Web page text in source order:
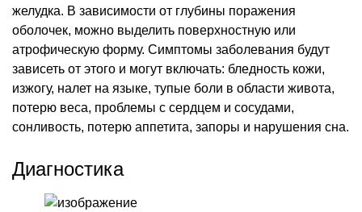
желудка. В зависимости от глубины поражения
оболочек, можно выделить поверхностную или
атрофическую форму. Симптомы заболевания будут
зависеть от этого и могут включать: бледность кожи,
изжогу, налет на языке, тупые боли в области живота,
потерю веса, проблемы с сердцем и сосудами,
сонливость, потерю аппетита, запоры и нарушения сна.
Диагностика